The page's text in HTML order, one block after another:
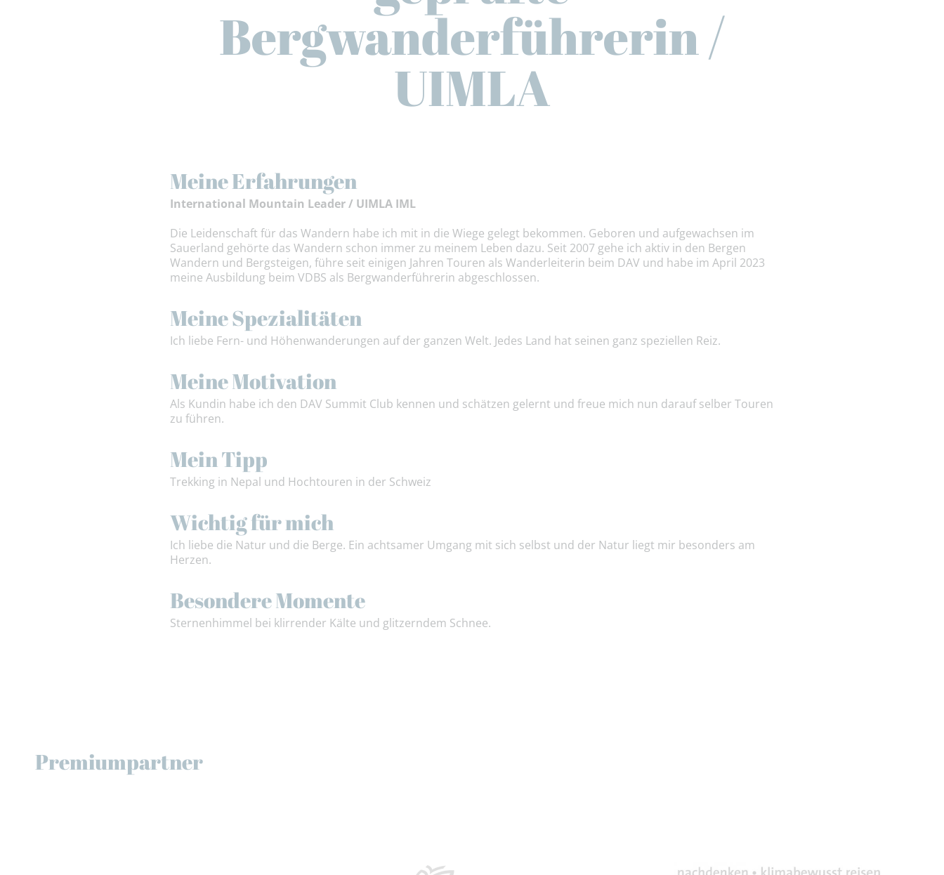
Bergwanderführerin /
UIMLA
Meine Erfahrungen
International Mountain Leader / UIMLA IML
Die Leidenschaft für das Wandern habe ich mit in die Wiege gelegt bekommen. Geboren und aufgewachsen im
Sauerland gehörte das Wandern schon immer zu meinem Leben dazu. Seit 2007 gehe ich aktiv in den Bergen
Wandern und Bergsteigen, führe seit einigen Jahren Touren als Wanderleiterin beim DAV und habe im April 2023
meine Ausbildung beim VDBS als Bergwanderführerin abgeschlossen.
Meine Spezialitäten
Ich liebe Fern- und Höhenwanderungen auf der ganzen Welt. Jedes Land hat seinen ganz speziellen Reiz.
Meine Motivation
Als Kundin habe ich den DAV Summit Club kennen und schätzen gelernt und freue mich nun darauf selber Touren
zu führen.
Mein Tipp
Trekking in Nepal und Hochtouren in der Schweiz
Wichtig für mich
Ich liebe die Natur und die Berge. Ein achtsamer Umgang mit sich selbst und der Natur liegt mir besonders am
Herzen.
Besondere Momente
Sternenhimmel bei klirrender Kälte und glitzerndem Schnee.
Premiumpartner